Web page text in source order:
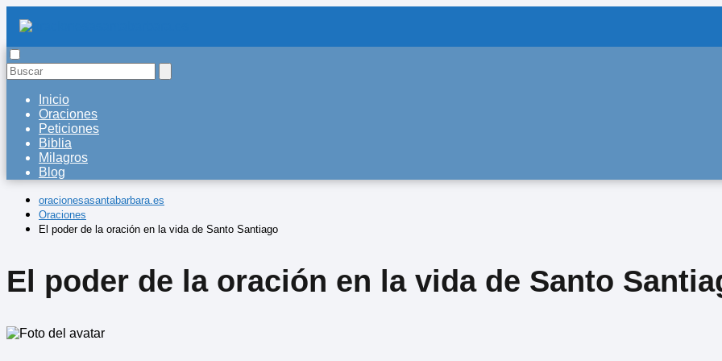
Inicio
Oraciones
Peticiones
Biblia
Milagros
Blog
oracionesasantabarbara.es
Oraciones
El poder de la oración en la vida de Santo Santiago
El poder de la oración en la vida de Santo